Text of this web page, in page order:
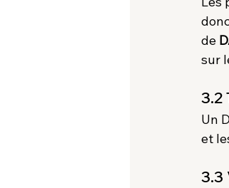
de
sur
3.2
Un
et
3.3